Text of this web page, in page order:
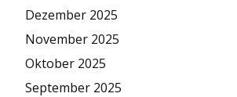
Dezember 2025
November 2025
Oktober 2025
September 2025